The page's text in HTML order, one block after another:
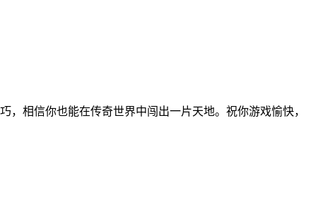
相信你也能在传奇世界中闯出一片天地。祝你游戏愉快，